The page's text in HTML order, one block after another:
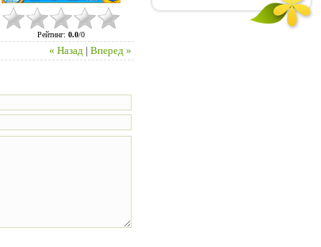
Рейтинг: 0.0/0
« Назад | Вперед »